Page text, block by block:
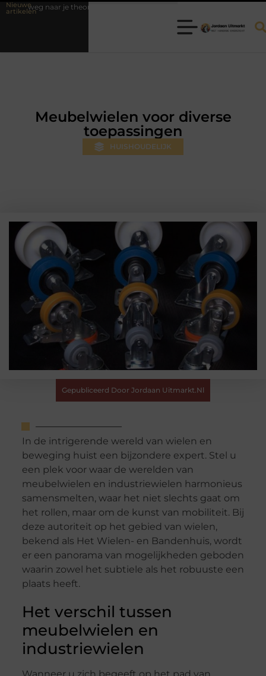
Nieuwe
artikelen
naar je theorie-examen
Meubelwielen voor diverse
toepassingen
HUISHOUDELIJK
Gepubliceerd Door Jordaan Uitmarkt.nl
In de intrigerende wereld van wielen en
beweging huist een bijzondere expert. Stel u
een plek voor waar de werelden van
meubelwielen en industriewielen harmonieus
samensmelten, waar het niet slechts gaat om
het rollen, maar om de kunst van mobiliteit. Bij
deze autoriteit op het gebied van wielen,
bekend als Het Wielen- en Bandenhuis, wordt
er een panorama van mogelijkheden geboden
waarin zowel het subtiele als het robuuste een
plaats heeft.
Het verschil tussen
meubelwielen en
industriewielen